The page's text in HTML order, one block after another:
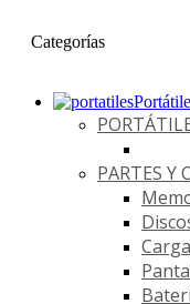
Categorías
PARTES Y